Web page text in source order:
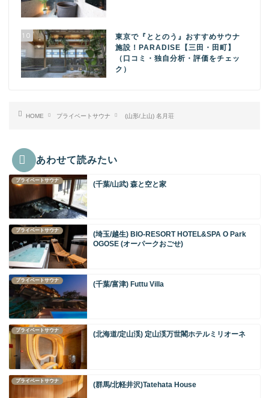
10
東京で『ととのう』おすすめサウナ
施設！PARADISE【三田・田町】
（口コミ・独自分析・評価をチェッ
ク）
HOME プライベートサウナ (山形/上山) 名月荘
あわせて読みたい
プライベートサウナ (千葉/山武) 森と空と家
プライベートサウナ
(埼玉/越生) BIO-RESORT HOTEL&SPA O Park
OGOSE (オーパークおごせ)
プライベートサウナ (千葉/富津) Futtu Villa
プライベートサウナ (北海道/定山渓) 定山渓万世閣ホテルミリオーネ
プライベートサウナ (群馬/北軽井沢)Tatehata House